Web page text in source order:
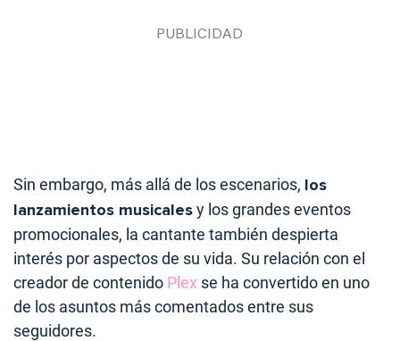
Sin embargo, más allá de los escenarios, los
lanzamientos musicalesy los grandes eventos
promocionales, la cantante también despierta
interés por aspectos de su vida. Su relación con el
creador de contenido Plex se ha convertido en uno
de los asuntos más comentados entre sus
seguidores.